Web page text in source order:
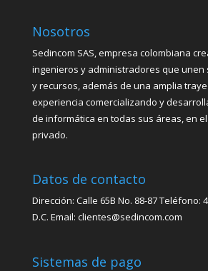
Nosotros
Sedincom SAS, empresa colombiana
ingenieros y administradores que unen
y recursos, además de una amplia
experiencia comercializando y
de informática en todas sus áreas, en
privado.
Datos de contacto
Dirección: Calle 65B No. 88-87 Teléfono:
D.C. Email: clientes@sedincom.com
Sistemas de pago